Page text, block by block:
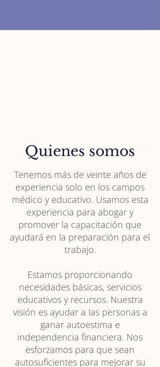
Quienes somos
Tenemos más de veinte años de
experiencia solo en los campos
médico y educativo. Usamos esta
experiencia para abogar y
promover la capacitación que
ayudará en la preparación para el
trabajo.
Estamos proporcionando
necesidades básicas, servicios
educativos y recursos. Nuestra
visión es ayudar a las personas a
ganar autoestima e
independencia financiera. Nos
esforzamos para que sean
autosuficientes para mejorar su